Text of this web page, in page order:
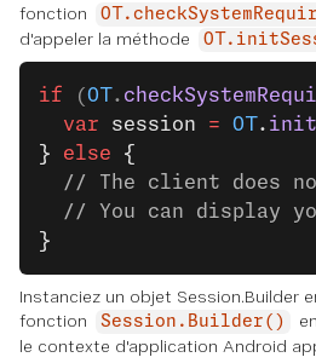
fonction
d'appeler la méthode
if (OT.
  var
session = OT.
} else {
// The client does
// You can display
}
Instanciez un objet Session.Builder
fonction
Session.Builder()
le contexte d'application Android